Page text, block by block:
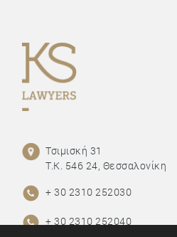
Τσιμισκή 31
Τ.Κ. 546 24, Θεσσαλονίκη
+ 30 2310 252030
+ 30 2310 252040